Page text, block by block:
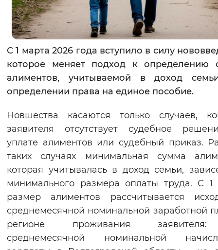
Вернуть стандартные настройки
С 1 марта 2026 года вступило в силу
которое меняет подход к определению
алиментов, учитываемой в доход
определении права на единое пособие.
Новшества касаются только случаев,
заявителя отсутствует судебное
уплате алиментов или судебный приказ.
таких случаях минимальная сумма
которая учитывалась в доход семьи,
минимального размера оплаты труда. С 1
размер алиментов рассчитывается
среднемесячной номинальной заработной
регионе проживания
среднемесячной номинальной